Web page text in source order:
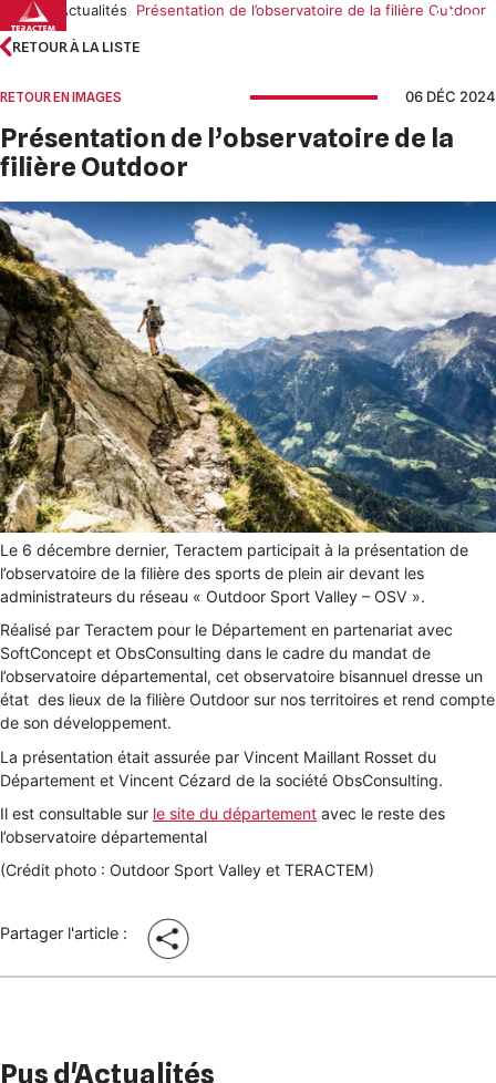
Skip
to
content
Accueil Actualités Présentation de l’observatoire de la filière Outdoor
RETOUR À LA LISTE
RETOUR EN IMAGES 06 DÉC 2024
Présentation de l’observatoire de la
filière Outdoor
Le 6 décembre dernier, Teractem participait à la présentation de
l’observatoire de la filière des sports de plein air devant les
administrateurs du réseau « Outdoor Sport Valley – OSV ».
Réalisé par Teractem pour le Département en partenariat avec
SoftConcept et ObsConsulting dans le cadre du mandat de
l’observatoire départemental, cet observatoire bisannuel dresse un
état des lieux de la filière Outdoor sur nos territoires et rend compte
de son développement.
La présentation était assurée par Vincent Maillant Rosset du
Département et Vincent Cézard de la société ObsConsulting.
Il est consultable sur le site du département avec le reste des
l’observatoire départemental
(Crédit photo : Outdoor Sport Valley et TERACTEM)
Partager l'article :
Pus d'Actualités